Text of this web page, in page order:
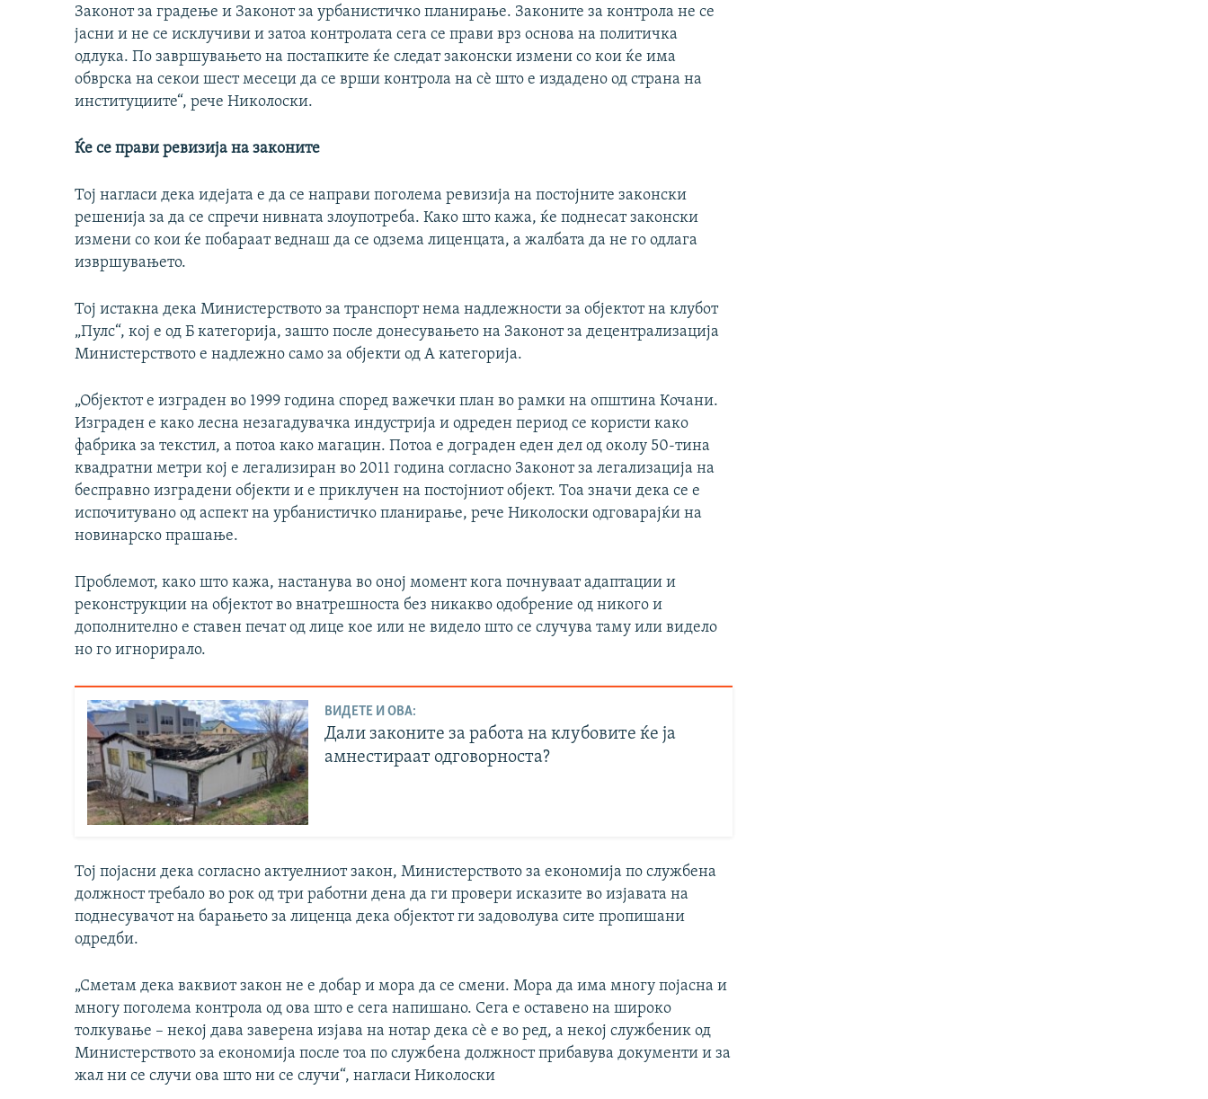
Законот за градење и Законот за урбанистичко планирање. Законите за контрола не се
јасни и не се исклучиви и затоа контролата сега се прави врз основа на политичка
одлука. По завршувањето на постапките ќе следат законски измени со кои ќе има
обврска на секои шест месеци да се врши контрола на сѐ што е издадено од страна на
институциите“, рече Николоски.
Ќе се прави ревизија на законите
Тој нагласи дека идејата е да се направи поголема ревизија на постојните законски
решенија за да се спречи нивната злоупотреба. Како што кажа, ќе поднесат законски
измени со кои ќе побараат веднаш да се одзема лиценцата, а жалбата да не го одлага
извршувањето.
Тој истакна дека Министерството за транспорт нема надлежности за објектот на клубот
„Пулс“, кој е од Б категорија, зашто после донесувањето на Законот за децентрализација
Министерството е надлежно само за објекти од А категорија.
„Објектот е изграден во 1999 година според важечки план во рамки на општина Кочани.
Изграден е како лесна незагадувачка индустрија и одреден период се користи како
фабрика за текстил, а потоа како магацин. Потоа е дограден еден дел од околу 50-тина
квадратни метри кој е легализиран во 2011 година согласно Законот за легализација на
бесправно изградени објекти и е приклучен на постојниот објект. Тоа значи дека се е
испочитувано од аспект на урбанистичко планирање, рече Николоски одговарајќи на
новинарско прашање.
Проблемот, како што кажа, настанува во оној момент кога почнуваат адаптации и
реконструкции на објектот во внатрешноста без никакво одобрение од никого и
дополнително е ставен печат од лице кое или не видело што се случува таму или видело
но го игнорирало.
ВИДЕТЕ И ОВА:
Дали законите за работа на клубовите ќе ја
амнестираат одговорноста?
Тој појасни дека согласно актуелниот закон, Министерството за економија по службена
должност требало во рок од три работни дена да ги провери исказите во изјавата на
поднесувачот на барањето за лиценца дека објектот ги задоволува сите пропишани
одредби.
„Сметам дека ваквиот закон не е добар и мора да се смени. Мора да има многу појасна и
многу поголема контрола од ова што е сега напишано. Сега е оставено на широко
толкување – некој дава заверена изјава на нотар дека сѐ е во ред, а некој службеник од
Министерството за економија после тоа по службена должност прибавува документи и за
жал ни се случи ова што ни се случи“, нагласи Николоски